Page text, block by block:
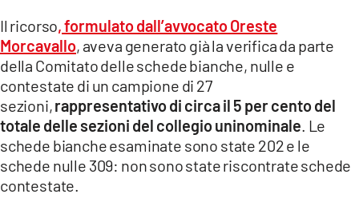
APPLE
Il ricorso, formulato dall’avvocato Oreste
Morcavallo, aveva generato già la verifica da parte
della Comitato delle schede bianche, nulle e
contestate di un campione di 27
sezioni,rappresentativo di circa il 5 per cento del
totale delle sezioni del collegio uninominale . Le
schede bianche esaminate sono state 202 e le
schede nulle 309: non sono state riscontrate schede
contestate.